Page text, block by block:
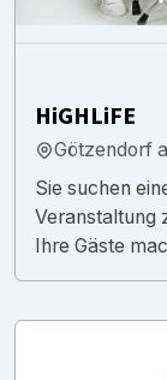
HiGHLiFE
Götzendorf
Sie suchen
Veranstaltung
Ihre Gäste